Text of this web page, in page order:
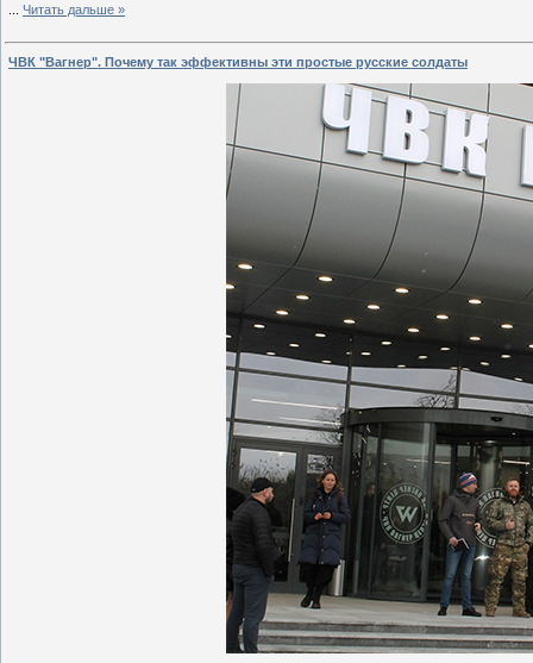
Читать дальше »
ЧВК "Вагнер". Почему так эффективны эти простые русские солдаты